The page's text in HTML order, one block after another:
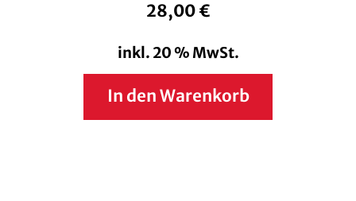
28,00€
inkl. 20 % MwSt.
In den Warenkorb